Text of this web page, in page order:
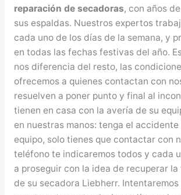
reparación de secadoras, con años
sus espaldas. Nuestros expertos
cada uno de los días de la semana, y
en todas las fechas festivas del año.
nos diferencia del resto, las
ofrecemos a quienes contactan con
resuelven a poner punto y final al
tienen en casa con la avería de su
en nuestras manos: tenga el
equipo, solo tienes que contactar con
teléfono te indicaremos todos y cada
a proseguir con la idea de recuperar
de su secadora Liebherr.